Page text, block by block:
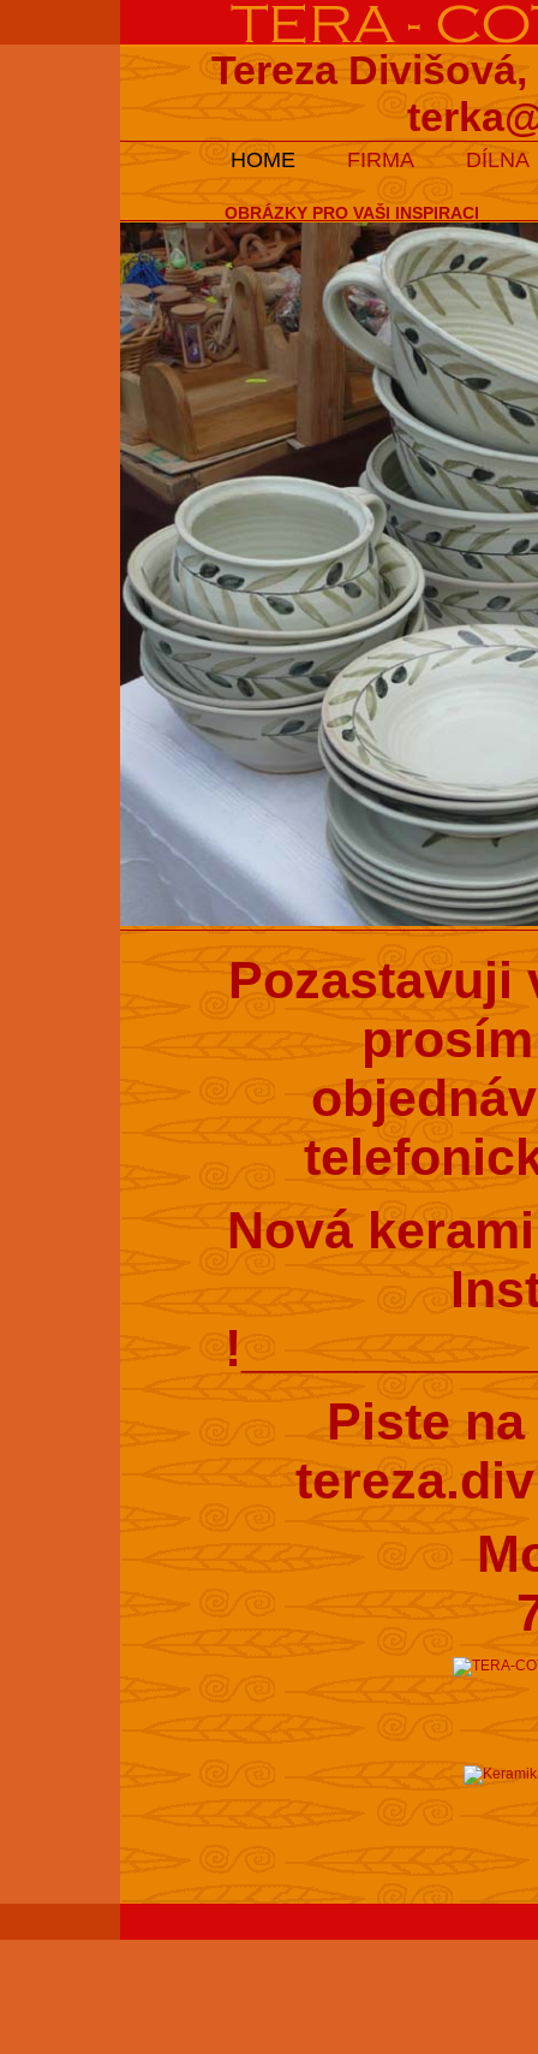
Tereza
HOME FIRMA DÍLNA
OBRÁZKY PRO VAŠI INSPIRACI
Pozastavuji
Nová
Piste
Mobil :